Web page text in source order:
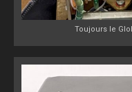
Toujours le